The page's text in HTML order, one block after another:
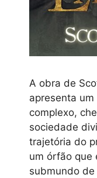
A obra de
apresenta
complexo,
sociedade
trajetória do
um órfão que
submundo